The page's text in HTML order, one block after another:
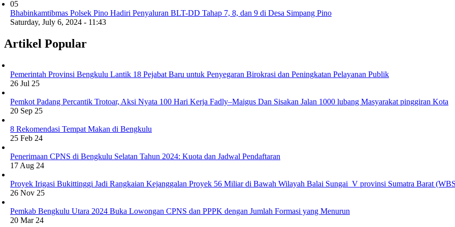
05
Bhabinkamtibmas Polsek Pino Hadiri Penyaluran BLT-DD Tahap 7, 8, dan 9 di Desa Simpang Pino
Saturday, July 6, 2024 - 11:43
Artikel Popular
Pemerintah Provinsi Bengkulu Lantik 18 Pejabat Baru untuk Penyegaran Birokrasi dan Peningkatan Pelayanan Publik
26 Jul 25
Pemkot Padang Percantik Trotoar, Aksi Nyata 100 Hari Kerja Fadly–Maigus Dan Sisakan Jalan 1000 lubang Masyarakat pinggiran Kota
20 Sep 25
8 Rekomendasi Tempat Makan di Bengkulu
25 Feb 24
Penerimaan CPNS di Bengkulu Selatan Tahun 2024: Kuota dan Jadwal Pendaftaran
17 Aug 24
Proyek Irigasi Bukittinggi Jadi Rangkaian Kejanggalan Proyek 56 Miliar di Bawah Wilayah Balai Sungai V provinsi Sumatra Barat
26 Nov 25
Pemkab Bengkulu Utara 2024 Buka Lowongan CPNS dan PPPK dengan Jumlah Formasi yang Menurun
20 Mar 24